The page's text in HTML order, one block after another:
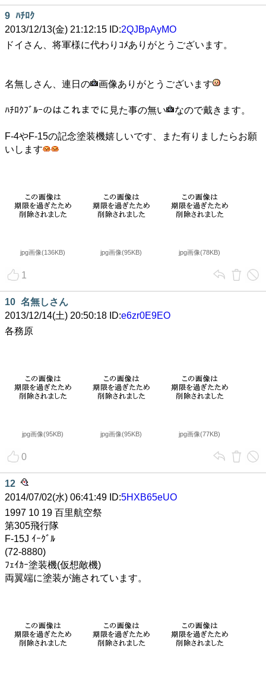
9 ﾊﾁﾛｸ
2013/12/13(金) 21:12:15 ID:2QJBpAyMO
ドイさん、将軍様に代わりｺﾒありがとうございます。
名無しさん、連日の 画像ありがとうございます
ﾊﾁﾛｸﾌﾞﾙｰのはこれまでに見た事の無い なので戴きます。
F-4やF-15の記念塗装機嬉しいです、また有りましたらお願
いします
jpg画像(136KB) jpg画像(95KB) jpg画像(78KB)
1
10 名無しさん
2013/12/14(土) 20:50:18 ID:e6zr0E9EO
各務原
jpg画像(95KB) jpg画像(95KB) jpg画像(77KB)
0
12
2014/07/02(水) 06:41:49 ID:5HXB65eUO
1997 10 19 百里航空祭
第305飛行隊
F-15J ｲｰｸﾞﾙ
(72-8880)
ﾌｪｲｶｰ塗装機(仮想敵機)
両翼端に塗装が施されています。